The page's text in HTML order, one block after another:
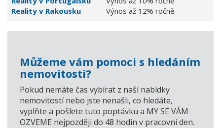
Reality v Rakousku
Výnos až 12% ročně
Můžeme vám pomoci s hledáním
nemovitosti?
Pokud nemáte čas vybírat z naší nabídky
nemovitostí nebo jste nenašli, co hledáte,
vyplňte a pošlete tuto poptávku a MY SE VÁM
OZVEME nejpozději do 48 hodin v pracovní den.